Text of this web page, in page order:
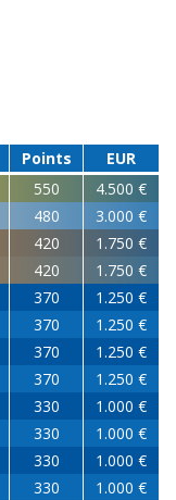
Points
EUR
550
4.500 €
480
3.000 €
420
1.750 €
420
1.750 €
370
1.250 €
370
1.250 €
370
1.250 €
370
1.250 €
330
1.000 €
330
1.000 €
330
1.000 €
330
1.000 €